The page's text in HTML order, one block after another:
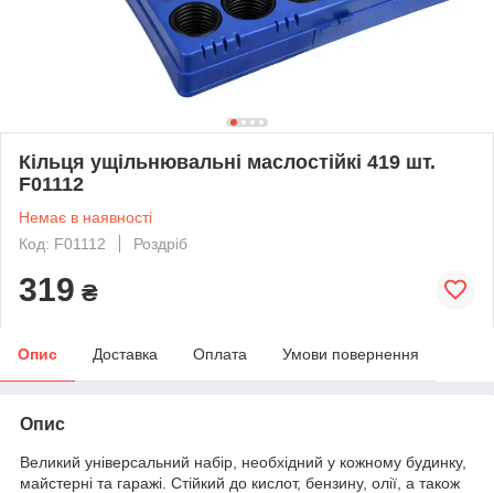
Кільця ущільнювальні маслостійкі 419 шт.
F01112
Немає в наявності
Код: F01112
Роздріб
319 ₴
Опис Доставка Оплата Умови повернення
Опис
Великий універсальний набір, необхідний у кожному будинку,
майстерні та гаражі. Стійкий до кислот, бензину, олії, а також